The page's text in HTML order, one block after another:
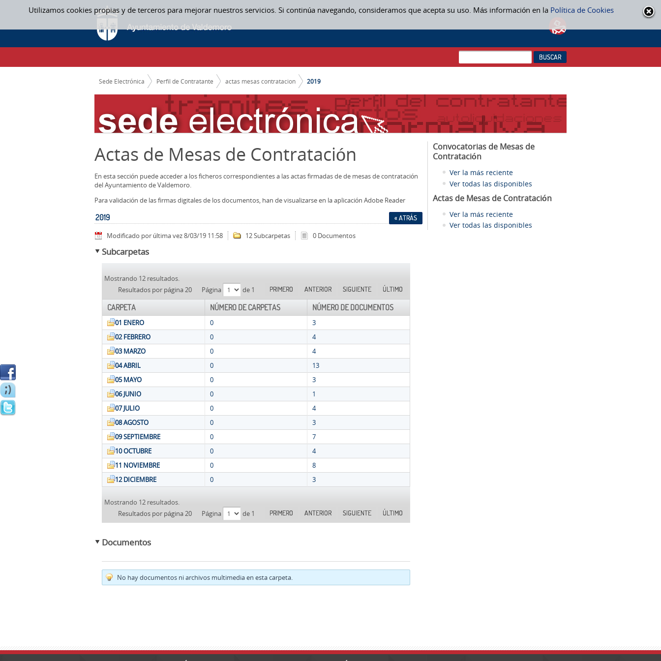
Utilizamos cookies propias y de terceros para mejorar nuestros servicios. Si continúa navegando, consideramos que acepta su uso. Más información en la Política de Cookies
Saltar al contenido
2019 - ACTAS MESAS CONTRATACION
CAMINO DE MIGAS
Sede Electrónica Perfil de Contratante actas mesas contratacion 2019
Actas de Mesas de Contratación
En esta sección puede acceder a los ficheros correspondientes a las actas firmadas de de mesas de contratación
del Ayuntamiento de Valdemoro.
Para validación de las firmas digitales de los documentos, han de visualizarse en la aplicación Adobe Reader
« ATRÁS
2019
Modificado por última vez 8/03/19 11:58 12 Subcarpetas 0 Documentos
Subcarpetas
Mostrando 12 resultados.
Resultados por página 20
Página de 1 PRIMERO ANTERIOR SIGUIENTE ÚLTIMO
CARPETA NÚMERO DE CARPETAS NÚMERO DE DOCUMENTOS
01 ENERO 0
3
02 FEBRERO
0
4
03 MARZO
0
4
04 ABRIL
0
13
05 MAYO
0
3
06 JUNIO
0
1
07 JULIO
0
4
08 AGOSTO
0
3
09 SEPTIEMBRE
0
7
10 OCTUBRE
0
4
11 NOVIEMBRE
0
8
12 DICIEMBRE
0 3
Mostrando 12 resultados.
Resultados por página 20
Página de 1 PRIMERO ANTERIOR SIGUIENTE ÚLTIMO
Documentos
No hay documentos ni archivos multimedia en esta carpeta.
Convocatorias de Mesas de
Contratación
Ver la más reciente
Ver todas las disponibles
Actas de Mesas de Contratación
Ver la más reciente
Ver todas las disponibles